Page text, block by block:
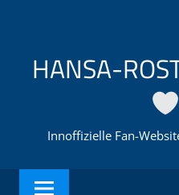
springenHANSA-
Innoffizielle Fan-